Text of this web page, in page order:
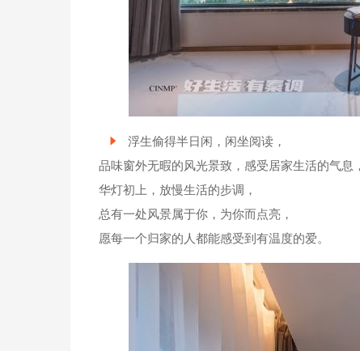
浮生偷得半日闲，闲坐阅读，
品味窗外无暇的风光景致，感受居家生活的气息
华灯初上，放慢生活的步调，
总有一处风景属于你，为你而点亮，
愿每一个归家的人都能感受到有温度的爱。